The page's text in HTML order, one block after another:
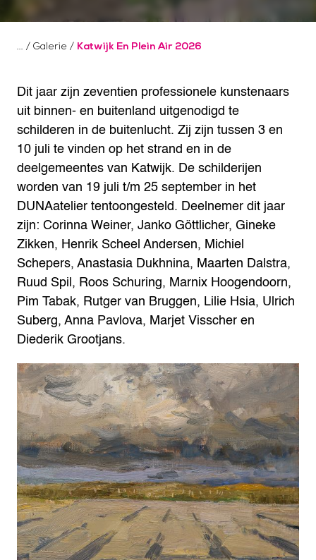
/ Galerie / Katwijk En Plein Air 2026
Dit jaar zijn zeventien professionele kunstenaars
uit binnen- en buitenland uitgenodigd te
schilderen in de buitenlucht. Zij zijn tussen 3 en
10 juli te vinden op het strand en in de
deelgemeentes van Katwijk. De schilderijen
worden van 19 juli t/m 25 september in het
DUNAatelier tentoongesteld. Deelnemer dit jaar
zijn: Corinna Weiner, Janko Göttlicher, Gineke
Zikken, Henrik Scheel Andersen, Michiel
Schepers, Anastasia Dukhnina, Maarten Dalstra,
Ruud Spil, Roos Schuring, Marnix Hoogendoorn,
Pim Tabak, Rutger van Bruggen, Lilie Hsia, Ulrich
Suberg, Anna Pavlova, Marjet Visscher en
Diederik Grootjans.